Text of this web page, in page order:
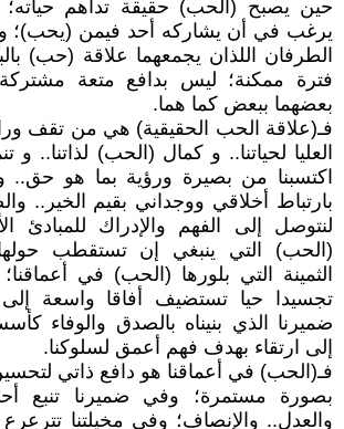
حين يصبح (الحب) حقيقة تداهم حياته؛
يرغب في أن يشاركه أحد فيمن (يحب)؛
الطرفان اللذان يجمعهما علاقة (حب)
فترة ممكنة؛ ليس بدافع متعة مشتركة
بعضهما ببعض كما هما.
فـ(علاقة الحب الحقيقية) هي من تقف
العليا لحياتنا.. و كمال (الحب) لذاتنا.. و
اكتسبنا من بصيرة ورؤية بما هو حق..
بارتباط أخلاقي ووجداني بقيم الخير..
لنتوصل إلى الفهم والإدراك للمبادئ
(الحب) التي ينبغي إن تستقطب
الثمينة التي بلورها (الحب) في
تجسيدا حيا تستضيف أفاقا واسعة إلى
ضميرنا الذي بنيناه بالصدق والوفاء
إلى ارتقاء بهدف فهم أعمق لسلوكنا.
فـ(الحب) في أعماقنا هو دافع ذاتي لتحسين
بصورة مستمرة؛ وفي ضميرنا تنبع
والعدل.. والإنصاف؛ وفي مخيلتنا